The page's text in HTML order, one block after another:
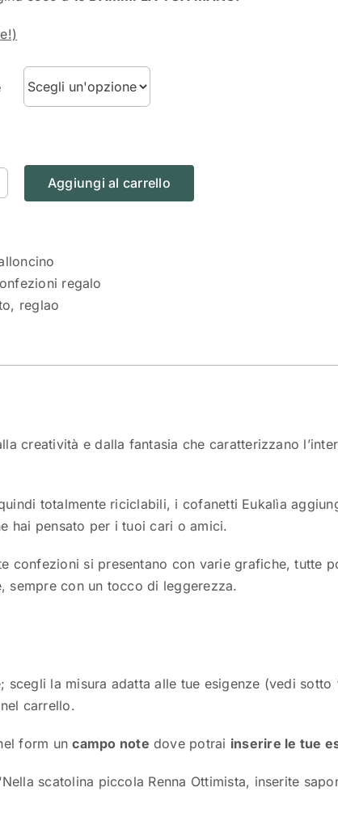
Aggiungi al carrello
regalo
, reglao
creatività e dalla fantasia che caratterizzano
totalmente riciclabili, i cofanetti Eukalìa
hai pensato per i tuoi cari o amici.
confezioni si presentano con varie grafiche, tutte
sempre con un tocco di leggerezza.
la misura adatta alle tue esigenze (vedi sotto
carrello.
form uncampo note dove potrai inserire le tue
scatolina piccola Renna Ottimista, inserite